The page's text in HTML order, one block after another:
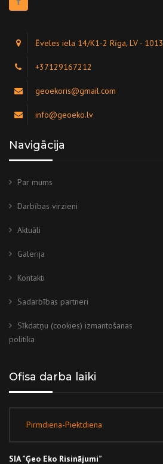
Ēveles iela 14/K1-2 Rīga, LV - 1013
+37129167212
geoekoris@gmail.com
info@geoeko.lv
Navigācija
Par mums
Darbības virzieni
Aktuāli
Galerija
Kontakti
Sadarbības partneri
Sīkdatņu (cookies) izmantošanas
politika
Ofisa darba laiki
Pirmdiena-Piektdiena
SIA ”Ģeo Eko Risinājumi”